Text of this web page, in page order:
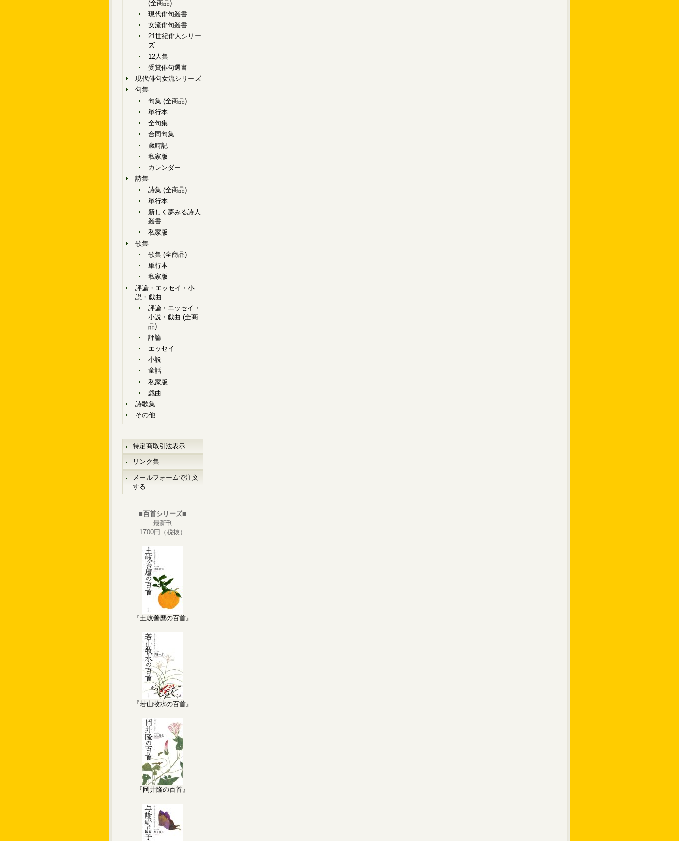
(全商品)
現代俳句叢書
女流俳句叢書
21世紀俳人シリー
ズ
12人集
受賞俳句選書
現代俳句女流シリーズ
句集
句集 (全商品)
単行本
全句集
合同句集
歳時記
私家版
カレンダー
詩集
詩集 (全商品)
単行本
新しく夢みる詩人
叢書
私家版
歌集
歌集 (全商品)
単行本
私家版
評論・エッセイ・小
説・戯曲
評論・エッセイ・
小説・戯曲 (全商
品)
評論
エッセイ
小説
童話
私家版
戯曲
詩歌集
その他
特定商取引法表示
リンク集
メールフォームで注文
する
■百首シリーズ■
最新刊
1700円（税抜）
『土岐善麿の百首』
『若山牧水の百首』
『岡井隆の百首』